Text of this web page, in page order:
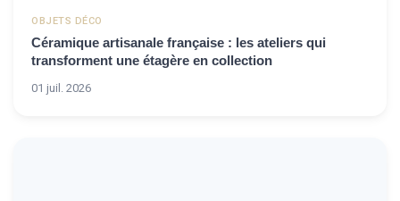
OBJETS DÉCO
Céramique artisanale française : les ateliers qui
transforment une étagère en collection
01 juil. 2026